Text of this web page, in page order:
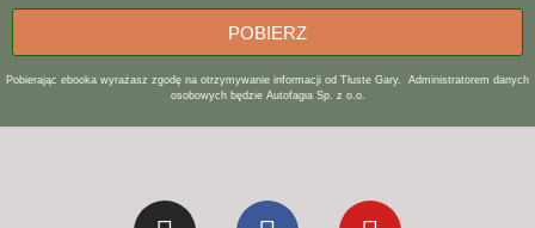
POBIERZ
Pobierając ebooka wyrażasz zgodę na otrzymywanie informacji od Tłuste Gary. Administratorem danych
osobowych będzie Autofagia Sp. z o.o.